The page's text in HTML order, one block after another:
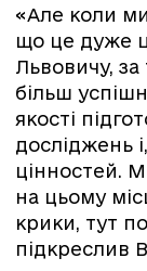
«Але коли
що це дуже
Львовичу,
більш
якості
досліджень
цінностей.
на цьому
крики, тут
підкреслив